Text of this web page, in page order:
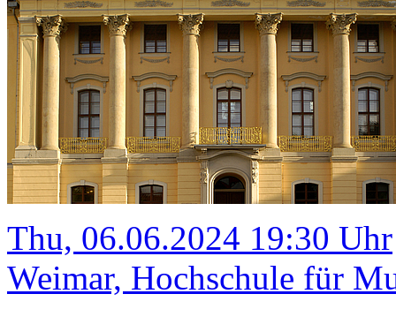
Thu, 06.06.2024 19:30 Uhr
Weimar, Hochschule für